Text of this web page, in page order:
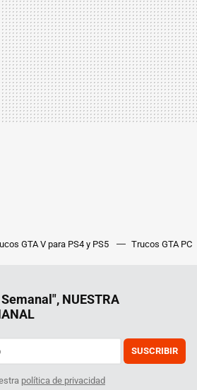
GTA V para PS4 y PS5 Trucos GTA PC
NUESTRA
SUSCRIBIR
política de privacidad